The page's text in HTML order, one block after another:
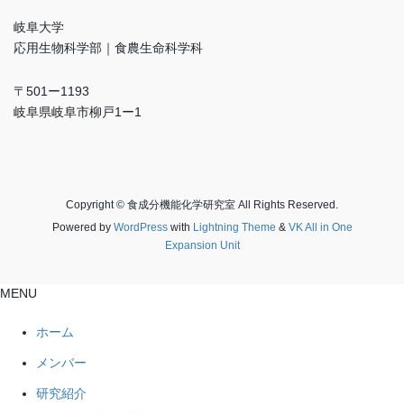
岐阜大学
応用生物科学部｜食農生命科学科
〒501ー1193
岐阜県岐阜市柳戸1ー1
Copyright © 食成分機能化学研究室 All Rights Reserved.
Powered by WordPresswith Lightning Theme & VK All in One
Expansion Unit
MENU
ホーム
メンバー
研究紹介